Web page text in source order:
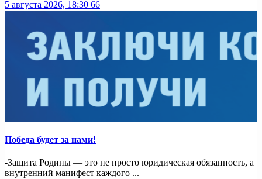
5 августа 2026, 18:30 66
Победа будет за нами!
-Защита Родины — это не просто юридическая обязанность, а
внутренний манифест каждого ...